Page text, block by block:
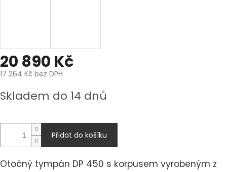
20 890 Kč
17 264 Kč bez DPH
cena:
Skladem do 14 dnů
Přidat do košíku
Otočný tympán DP 450 s korpusem vyrobeným z